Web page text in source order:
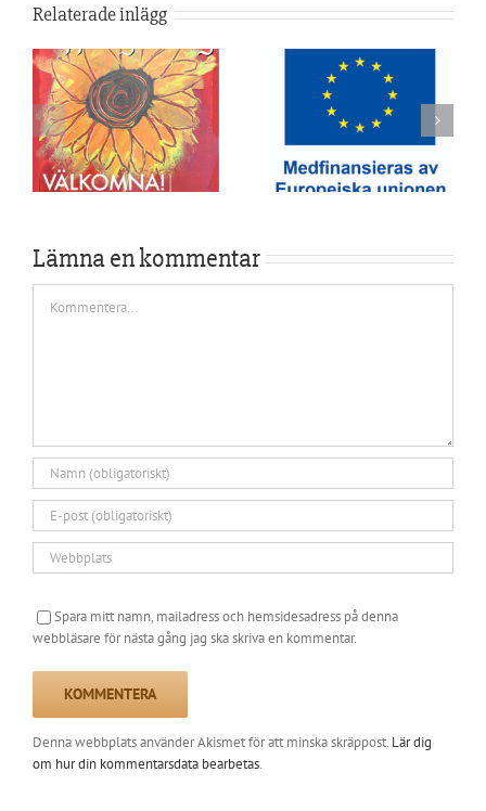
Relaterade inlägg
Investeringsstöd
Öppen gård 14 Augusti
Lämna en kommentar
Spara mitt namn, mailadress och hemsidesadress på denna
webbläsare för nästa gång jag ska skriva en kommentar.
Denna webbplats använder Akismet för att minska skräppost. Lär dig
om hur din kommentarsdata bearbetas.